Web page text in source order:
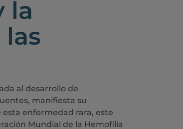
la
al desarrollo de
manifiesta su
enfermedad rara, este
Mundial de la Hemofilia